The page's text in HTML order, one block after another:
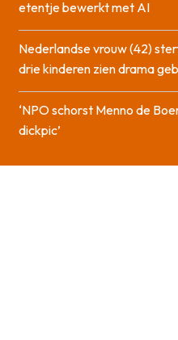
etentje bewerkt met AI
Nederlandse vrouw (42)
drie kinderen zien drama
‘NPO schorst Menno de
dickpic’